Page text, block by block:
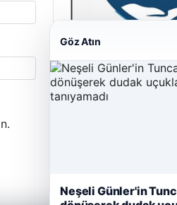
Cengiz Sigorta
23/06/2026
Göz Atın
Neşeli Günler'in